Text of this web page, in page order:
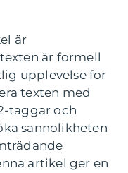
är
är formell
upplevelse för
texten med
taggar och
sannolikheten
artikel ger en